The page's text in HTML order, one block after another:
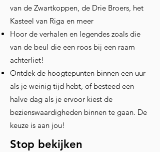
van de Zwartkoppen, de Drie Broers, het
Kasteel van Riga en meer
Hoor de verhalen en legendes zoals die
van de beul die een roos bij een raam
achterliet!
Ontdek de hoogtepunten binnen een uur
als je weinig tijd hebt, of besteed een
halve dag als je ervoor kiest de
bezienswaardigheden binnen te gaan. De
keuze is aan jou!
Stop bekijken